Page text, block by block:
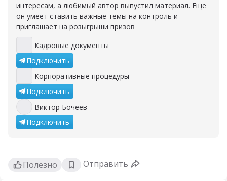
интересам, а любимый автор выпустил материал. Еще
он умеет ставить важные темы на контроль и
приглашает на розыгрыши призов
Кадровые документы
Кадровые документы
Подключить
Корпоративные процедуры
Корпоративные процедуры
Подключить
Виктор Бочеев
Виктор Бочеев
Подключить
Полезно Отправить